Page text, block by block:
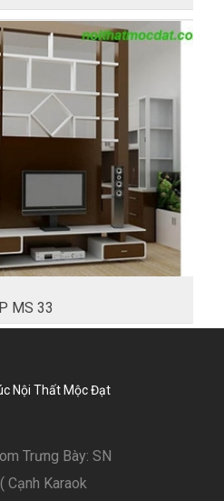
MS 33
Nội Thất Mộc Đạt
Trưng Bày: SN
Karaok